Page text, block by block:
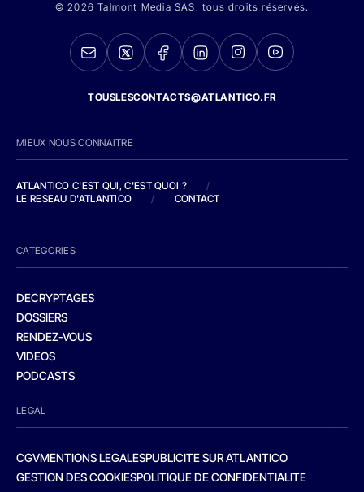
© 2026 Talmont Media SAS. tous droits réservés.
TOUSLESCONTACTS@ATLANTICO.FR
MIEUX NOUS CONNAITRE
ATLANTICO C'EST QUI, C'EST QUOI ?
/
LE RESEAU D'ATLANTICO
/ CONTACT
CATEGORIES
DECRYPTAGES
DOSSIERS
RENDEZ-VOUS
VIDEOS
PODCASTS
LEGAL
CGVMENTIONS LEGALESPUBLICITE SUR ATLANTICO
GESTION DES COOKIESPOLITIQUE DE CONFIDENTIALITE